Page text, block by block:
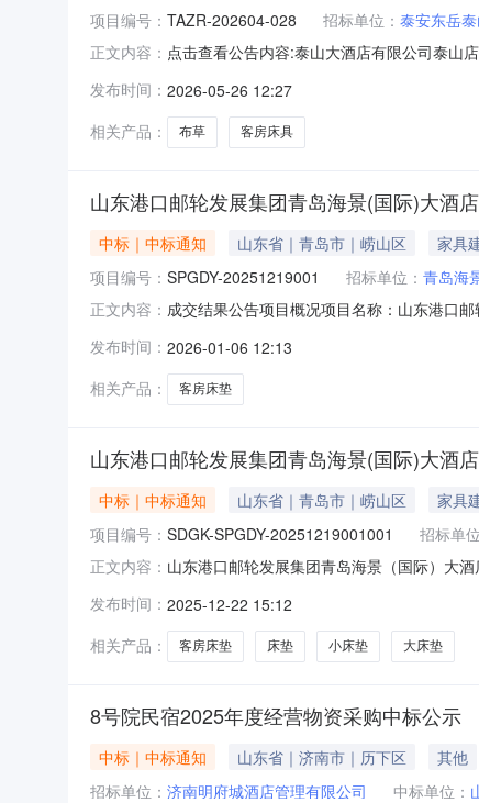
项目编号： TAZR-202604-028 招标单位： 泰安东岳
正文内容： 点击查看公告内容:泰山大酒店有限公司泰山
发布时间： 2026-05-26 12:27
相关产品：
布草 客房床具
山东港口邮轮发展集团青岛海景(国际)大酒
中标｜中标通知 山东省｜青岛市｜崂山区 家具
项目编号： SPGDY-20251219001 招标单位： 青岛海
正文内容： 成交结果公告项目概况项目名称：山东港口
采购项目评审日期：2025年12月30日09:00
发布时间： 2026-01-06 12:13
相关产品：
客房床垫
山东港口邮轮发展集团青岛海景(国际)大酒
中标｜中标通知 山东省｜青岛市｜崂山区 家具
项目编号： SDGK-SPGDY-20251219001001 招标单
正文内容： 山东港口邮轮发展集团青岛海景（国际）大
店发展有限公司青岛山港凯悦酒店客房床垫
况项目名称：山东港口邮轮发展集团青岛海
发布时间： 2025-12-22 15:12
相关产品：
客房床垫 床垫 小床垫 大床垫
8号院民宿2025年度经营物资采购中标公示
中标｜中标通知 山东省｜济南市｜历下区 其他
招标单位： 济南明府城酒店管理有限公司 中标单位：